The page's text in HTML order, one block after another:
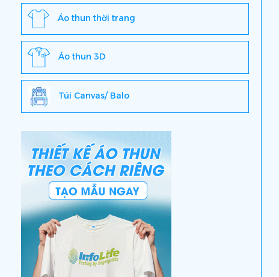
Áo thun thời trang
Áo thun 3D
Túi Canvas/ Balo